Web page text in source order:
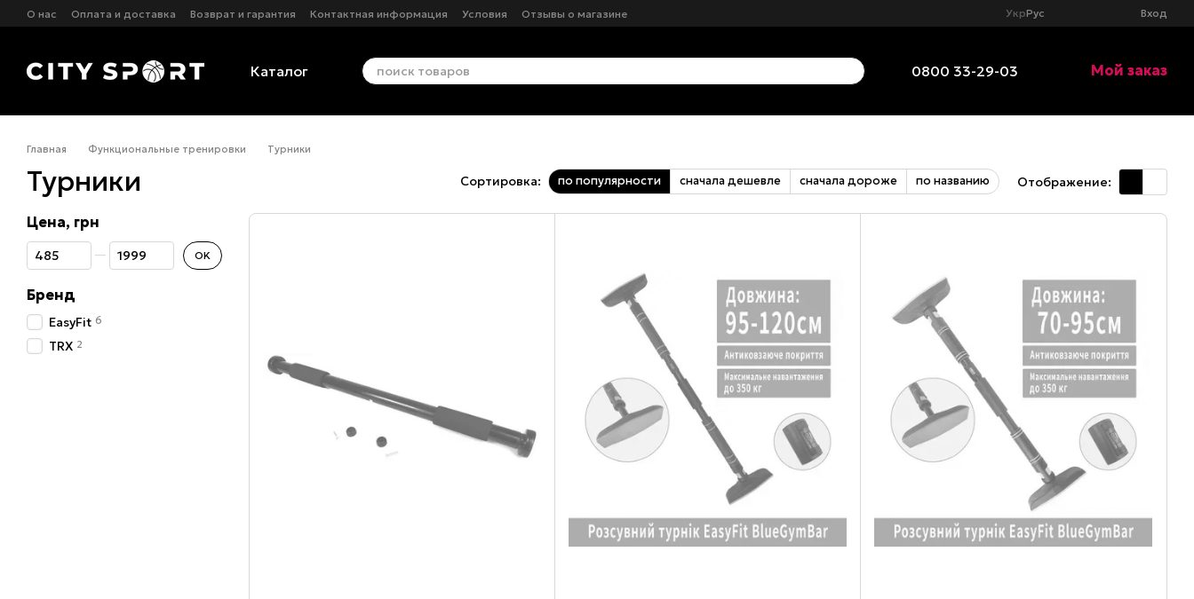
Перейти к основному контенту
О нас Оплата и доставка Возврат и гарантия Контактная информация Условия Отзывы о магазине УкрРус Вход
Каталог 0800 33-29-03 Мой заказ
Главная Функциональные тренировки Турники
Турники Сортировка: по популярности сначала дешевле сначала дороже по названию Отображение:
Цена, грн
От Цена, грн
До Цена, грн OK
Бренд
EasyFit 6
TRX 2